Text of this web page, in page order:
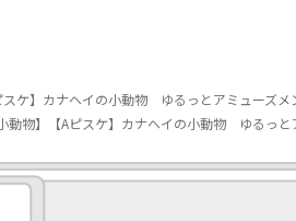
スケ】カナヘイの小動物 ゆるっとアミューズ
小動物】【Aピスケ】カナヘイの小動物 ゆるっ